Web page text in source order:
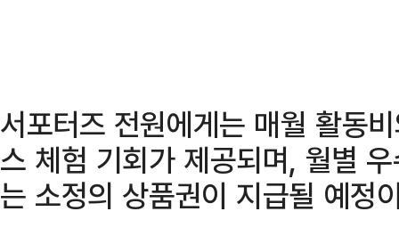
서포터즈 전원에게는 매월 활동
스 체험 기회가 제공되며, 월별
는 소정의 상품권이 지급될 예정